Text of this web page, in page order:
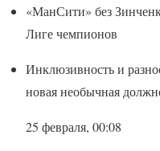
«МанСити» без
Лиге чемпионов
Инклюзивность и
новая необычная
25 февраля, 00:08